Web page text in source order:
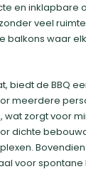
en inklapbare
veel
balkons waar
biedt de BBQ
meerdere
wat zorgt voor
dichte
Bovendien
voor